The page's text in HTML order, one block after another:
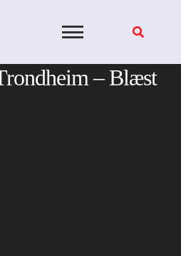
– Blæst